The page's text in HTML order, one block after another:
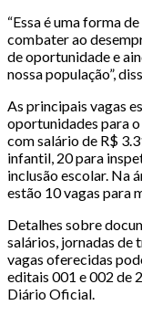
“Essa é uma forma
combater ao
de oportunidade e
nossa população”,
As principais vagas
oportunidades para
com salário de R$
infantil, 20 para
inclusão escolar. Na
estão 10 vagas para
Detalhes sobre
salários, jornadas de
vagas oferecidas
editais 001 e 002 de
Diário Oficial.